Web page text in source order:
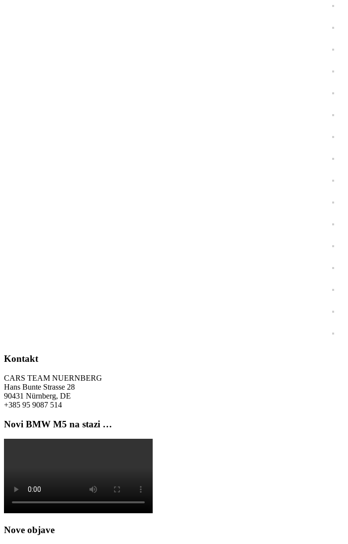
Kontakt
CARS TEAM NUERNBERG
Hans Bunte Strasse 28
90431 Nürnberg, DE
+385 95 9087 514
Novi BMW M5 na stazi …
Nove objave